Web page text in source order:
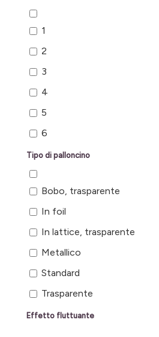
1
2
3
4
5
6
7
9
Tipo di palloncino
Bobo, trasparente
In foil
In lattice, trasparente
Metallico
Standard
Trasparente
Effetto fluttuante